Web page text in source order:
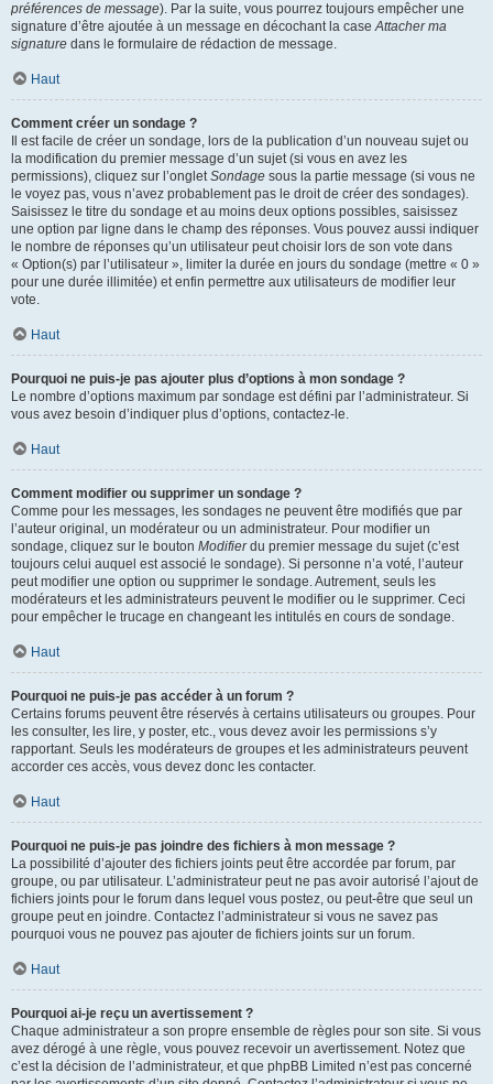
préférences de message). Par la suite, vous pourrez toujours empêcher une
signature d’être ajoutée à un message en décochant la caseAttacher ma
signature dans le formulaire de rédaction de message.
Haut
Comment créer un sondage ?
Il est facile de créer un sondage, lors de la publication d’un nouveau sujet ou
la modification du premier message d’un sujet (si vous en avez les
permissions), cliquez sur l’ongletSondage sous la partie message (si vous ne
le voyez pas, vous n’avez probablement pas le droit de créer des sondages).
Saisissez le titre du sondage et au moins deux options possibles, saisissez
une option par ligne dans le champ des réponses. Vous pouvez aussi indiquer
le nombre de réponses qu’un utilisateur peut choisir lors de son vote dans
« Option(s) par l’utilisateur », limiter la durée en jours du sondage (mettre « 0 »
pour une durée illimitée) et enfin permettre aux utilisateurs de modifier leur
vote.
Haut
Pourquoi ne puis-je pas ajouter plus d’options à mon sondage ?
Le nombre d’options maximum par sondage est défini par l’administrateur. Si
vous avez besoin d’indiquer plus d’options, contactez-le.
Haut
Comment modifier ou supprimer un sondage ?
Comme pour les messages, les sondages ne peuvent être modifiés que par
l’auteur original, un modérateur ou un administrateur. Pour modifier un
sondage, cliquez sur le bouton Modifierdu premier message du sujet (c’est
toujours celui auquel est associé le sondage). Si personne n’a voté, l’auteur
peut modifier une option ou supprimer le sondage. Autrement, seuls les
modérateurs et les administrateurs peuvent le modifier ou le supprimer. Ceci
pour empêcher le trucage en changeant les intitulés en cours de sondage.
Haut
Pourquoi ne puis-je pas accéder à un forum ?
Certains forums peuvent être réservés à certains utilisateurs ou groupes. Pour
les consulter, les lire, y poster, etc., vous devez avoir les permissions s’y
rapportant. Seuls les modérateurs de groupes et les administrateurs peuvent
accorder ces accès, vous devez donc les contacter.
Haut
Pourquoi ne puis-je pas joindre des fichiers à mon message ?
La possibilité d’ajouter des fichiers joints peut être accordée par forum, par
groupe, ou par utilisateur. L’administrateur peut ne pas avoir autorisé l’ajout de
fichiers joints pour le forum dans lequel vous postez, ou peut-être que seul un
groupe peut en joindre. Contactez l’administrateur si vous ne savez pas
pourquoi vous ne pouvez pas ajouter de fichiers joints sur un forum.
Haut
Pourquoi ai-je reçu un avertissement ?
Chaque administrateur a son propre ensemble de règles pour son site. Si vous
avez dérogé à une règle, vous pouvez recevoir un avertissement. Notez que
c’est la décision de l’administrateur, et que phpBB Limited n’est pas concerné